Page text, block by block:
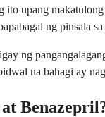
upang
ng pinsala
ng
na bahagi ay